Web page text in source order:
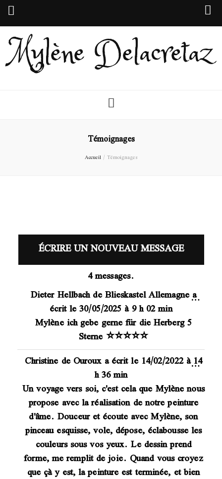
Mylène Delacretaz
Témoignages
Accueil/ Témoignages
4 messages.
Dieter HellbachdeBlieskastel Allemagnea
écrit le30/05/2025à9 h 02 min
Mylène ich gebe gerne für die Herberg 5
Sterne ⭐️⭐️⭐️⭐️⭐️
…
ChristinedeOurouxa écrit le14/02/2022à14
h 36 min
Un voyage vers soi, c'est cela que Mylène nous
propose avec la réalisation de notre peinture
d'âme. Douceur et écoute avec Mylène, son
pinceau esquisse, vole, dépose, éclabousse les
couleurs sous vos yeux. Le dessin prend
forme, me remplit de joie. Quand vous croyez
que çà y est, la peinture est terminée, et bien
…